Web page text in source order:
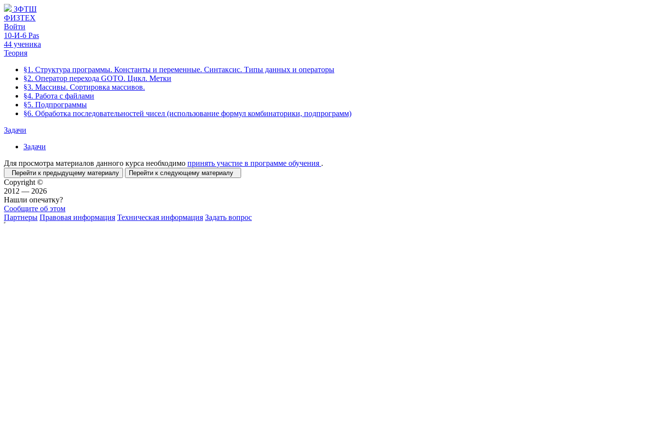
ЗФТШ
ФИЗТЕХ
Войти
10-И-6 Pas
44 ученика
Теория
§1. Структура программы. Константы и переменные. Синтаксис. Типы данных и операторы
§2. Оператор перехода GOTO. Цикл. Метки
§3. Массивы. Сортировка массивов.
§4. Работа с файлами
§5. Подпрограммы
§6. Обработка последовательностей чисел (использование формул комбинаторики, подпрограмм)
Задачи
Задачи
Для просмотра материалов данного курса необходимо принять участие в программе обучения .
Перейти к предыдущему материалу Перейти к следующему материалу
Copyright ©
2012 — 2026
Нашли опечатку?
Сообщите об этом
Партнеры Правовая информация Техническая информация Задать вопрос